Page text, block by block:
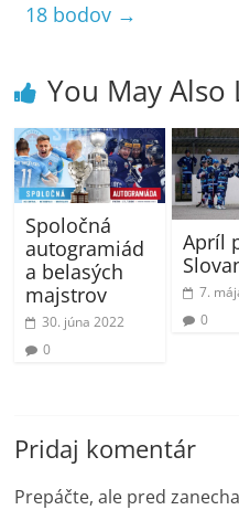
18 bodov →
You May Also
Spoločná
autogramiád
a belasých
majstrov
30. júna 2022
0
Apríl
7.
0
Pridaj komentár
Prepáčte, ale pred